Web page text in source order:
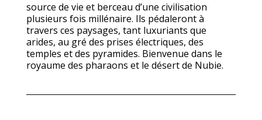
source de vie et berceau d’une civilisation
plusieurs fois millénaire. Ils pédaleront à
travers ces paysages, tant luxuriants que
arides, au gré des prises électriques, des
temples et des pyramides. Bienvenue dans le
royaume des pharaons et le désert de Nubie.